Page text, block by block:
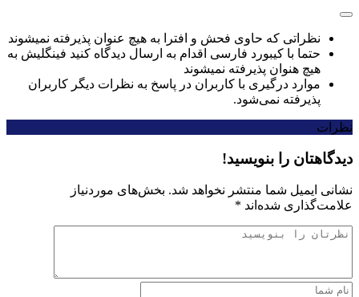
نظراتی که حاوی فحش و افترا به هیچ عنوان پذیرفته نمیشوند
حتما با کیبورد فارسی اقدام به ارسال دیدگاه کنید فینگلیش به
هیچ هنوان پذیرفته نمیشوند
موارد درگیری با کاربران در پاسخ به نظرات دیگر کاربران
پذیرفته نمی‌شود.
نظرات
دیدگاهتان را بنویسید!
نشانی ایمیل شما منتشر نخواهد شد. بخش‌های موردنیاز
علامت‌گذاری شده‌اند *